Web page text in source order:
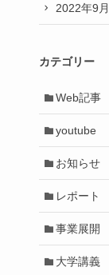
2022年9月
カテゴリー
Web記事
youtube
お知らせ
レポート
事業展開
大学講義